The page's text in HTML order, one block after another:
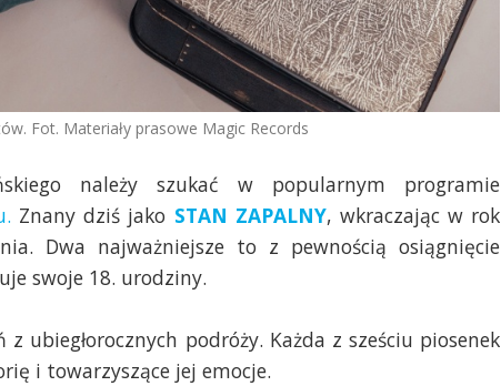
Fot. Materiały prasowe Magic Records
należy szukać w popularnym programie
Znany dziś jako STAN ZAPALNY, wkraczając w rok
Dwa najważniejsze to z pewnością osiągnięcie
swoje 18. urodziny.
ubiegłorocznych podróży. Każda z sześciu piosenek
i towarzyszące jej emocje.